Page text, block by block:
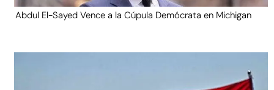
Abdul El-Sayed Vence a la Cúpula Demócrata en Michigan